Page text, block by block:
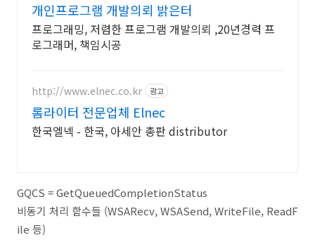
개인프로그램 개발의뢰 밝은터
프로그래밍, 저렴한 프로그램 개발의뢰 ,20년경력 프
로그래머, 책임시공
http://www.elnec.co.kr 광고
롬라이터 전문업체 Elnec
한국엘넥 - 한국, 아세안 총판 distributor
GQCS = GetQueuedCompletionStatus
비동기 처리 함수들 (WSARecv, WSASend, WriteFile, ReadF
ile 등)